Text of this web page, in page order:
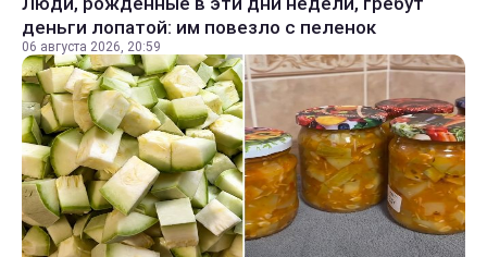
деньги лопатой: им повезло с пеленок
06 августа 2026, 20:59